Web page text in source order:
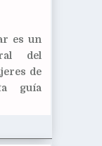
es un
del
de
guía